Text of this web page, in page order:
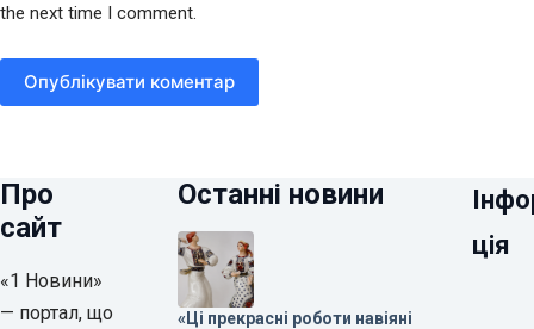
the next time I comment.
Опублікувати коментар
Про
сайт
«1 Новини»
— портал, що
Останні новини
«Ці прекрасні роботи навіяні
ція